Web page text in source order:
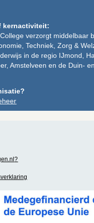
kernactiviteit:
verzorgt middelbaar
Techniek, Zorg &
in de regio IJmond,
Amstelveen en de Duin-
?